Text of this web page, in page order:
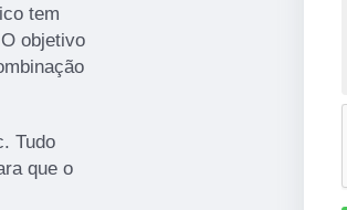
tem
objetivo
Tudo
que o